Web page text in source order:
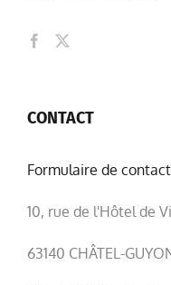
CONTACT
Formulaire de contact
10, rue de l'Hôtel de
63140 CHÂTEL-